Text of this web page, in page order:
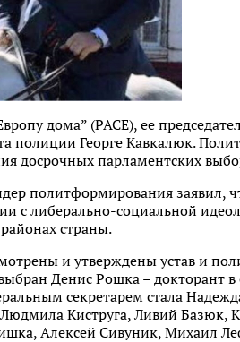
дома” (PACE), ее
полиции Георге Кавкалюк.
досрочных парламентских
политформирования заявил,
с либерально-социальной
страны.
и утверждены устав и
Денис Рошка – докторант
секретарем стала
Киструга, Ливий Базюк,
Алексей Сивуник, Михаил